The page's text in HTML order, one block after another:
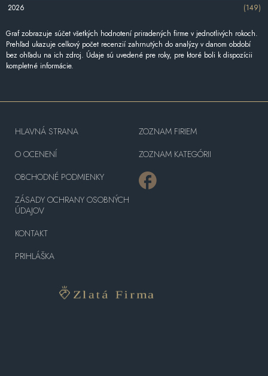
2026
(149)
Graf zobrazuje súčet všetkých hodnotení priradených firme v jednotlivých rokoch.
Prehľad ukazuje celkový počet recenzií zahrnutých do analýzy v danom období
bez ohľadu na ich zdroj. Údaje sú uvedené pre roky, pre ktoré boli k dispozícii
kompletné informácie.
HLAVNÁ STRANA
O OCENENÍ
OBCHODNÉ PODMIENKY
ZÁSADY OCHRANY OSOBNÝCH
ÚDAJOV
KONTAKT
PRIHLÁŠKA
ZOZNAM FIRIEM
ZOZNAM KATEGÓRII